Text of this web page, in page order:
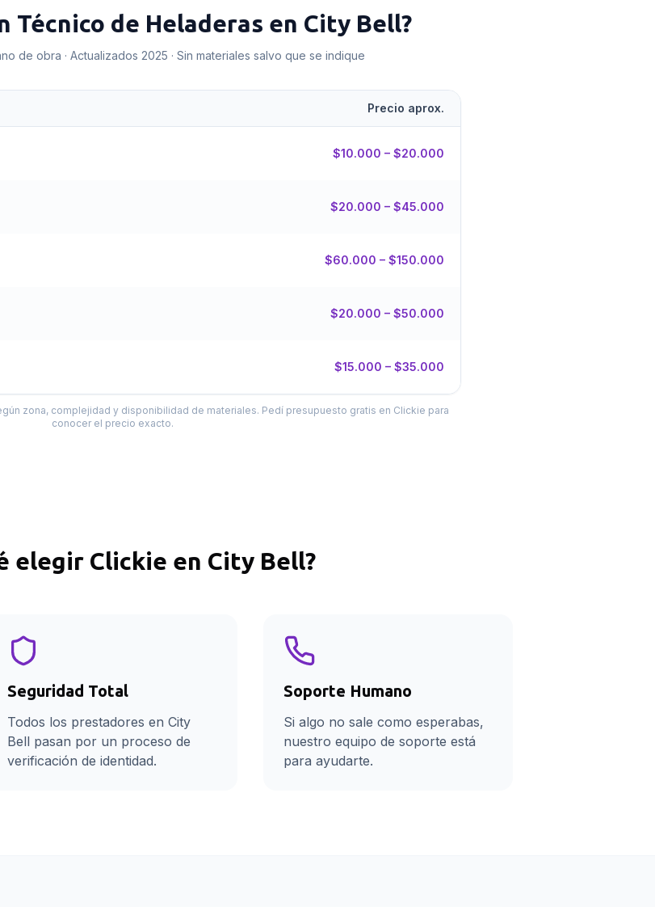
Técnico de Heladeras en City Bell?
de obra · Actualizados 2025 · Sin materiales salvo que se indique
Precio aprox.
$10.000 – $20.000
$20.000 – $45.000
$60.000 – $150.000
$20.000 – $50.000
$15.000 – $35.000
zona, complejidad y disponibilidad de materiales. Pedí presupuesto gratis en Clickie para
conocer el precio exacto.
elegir Clickie en City Bell?
Seguridad Total
Todos los prestadores en City
Bell pasan por un proceso de
verificación de identidad.
Soporte Humano
Si algo no sale como esperabas,
nuestro equipo de soporte está
para ayudarte.